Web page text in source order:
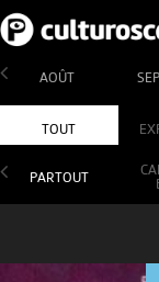
AOÛT
TOUT
PARTOUT